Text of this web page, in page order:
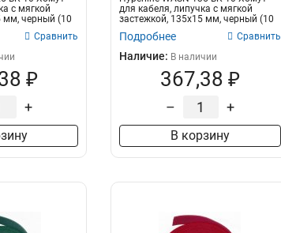
с мягкой
мм, черный (10
Сравнить
₽
+
для кабеля, липучка с мягкой
застежкой, 135x15 мм, черный (10
Подробнее Сравнить
Наличие: В наличии
367,38 ₽
– +
В корзину